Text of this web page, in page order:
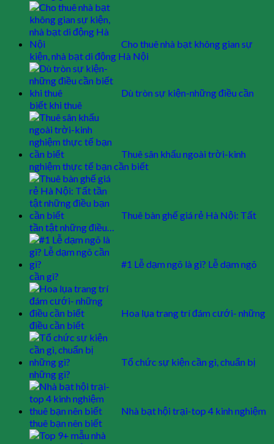
Cho thuê nhà bạt không gian sự
kiện, nhà bạt di động Hà Nội
Dù tròn sự kiện-những điều cần
biết khi thuê
Thuê sân khấu ngoài trời-kinh
nghiệm thực tế bạn cần biết
Thuê bàn ghế giá rẻ Hà Nội: Tất
tần tật những điều…
#1 Lễ dạm ngõ là gì? Lễ dạm ngõ
cần gì?
Hoa lụa trang trí đám cưới- những
điều cần biết
Tổ chức sự kiện cần gì, chuẩn bị
những gì?
Nhà bạt hội trại-top 4 kinh nghiệm
thuê bạn nên biết